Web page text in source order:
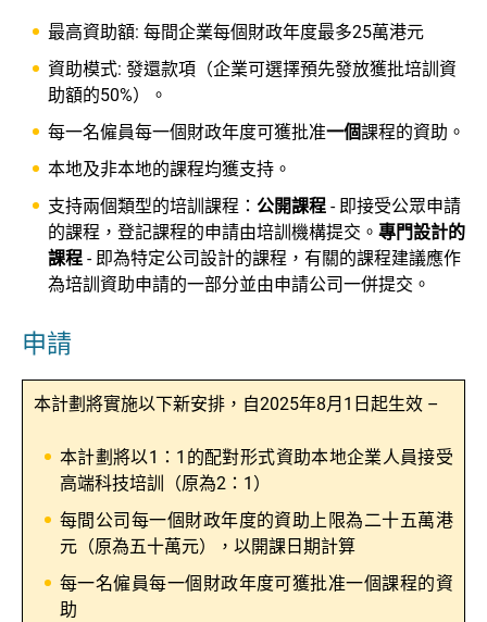
最高資助額: 每間企業每個財政年度最多25萬港元
資助模式: 發還款項（企業可選擇預先發放獲批培訓資
助額的50%）。
每一名僱員每一個財政年度可獲批准一個課程的資助。
本地及非本地的課程均獲支持。
支持兩個類型的培訓課程： 公開課程 - 即接受公眾申請
的課程，登記課程的申請由培訓機構提交。 專門設計的
課程 - 即為特定公司設計的課程，有關的課程建議應作
為培訓資助申請的一部分並由申請公司一併提交。
申請
本計劃將實施以下新安排，自2025年8月 1 日起生效 –
本計劃將以1 ： 1 的配對形式資助本地企業人員接受
高端科技培訓（原為2 ： 1 ）
每間公司每一個財政年度的資助上限為二十五萬港
元（原為五十萬元），以開課日期計算
每一名僱員每一個財政年度可獲批准一個課程的資
助